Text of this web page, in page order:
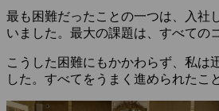
最も困難だったことの一つは、入社
いました。最大の課題は、すべての
こうした困難にもかかわらず、私は
した。すべてをうまく進められたこ